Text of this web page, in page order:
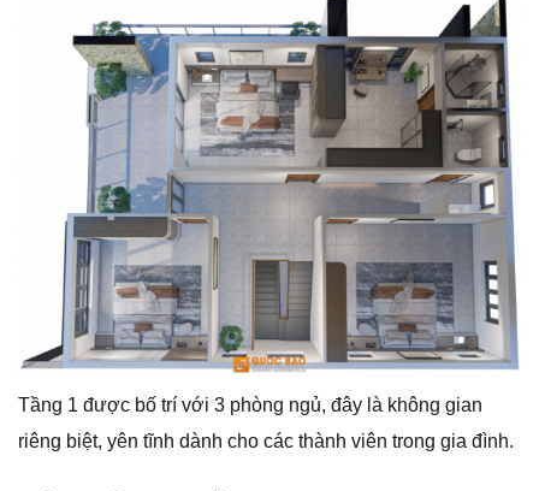
Tầng 1 được bố trí với 3 phòng ngủ, đây là không gian
riêng biệt, yên tĩnh dành cho các thành viên trong gia đình.